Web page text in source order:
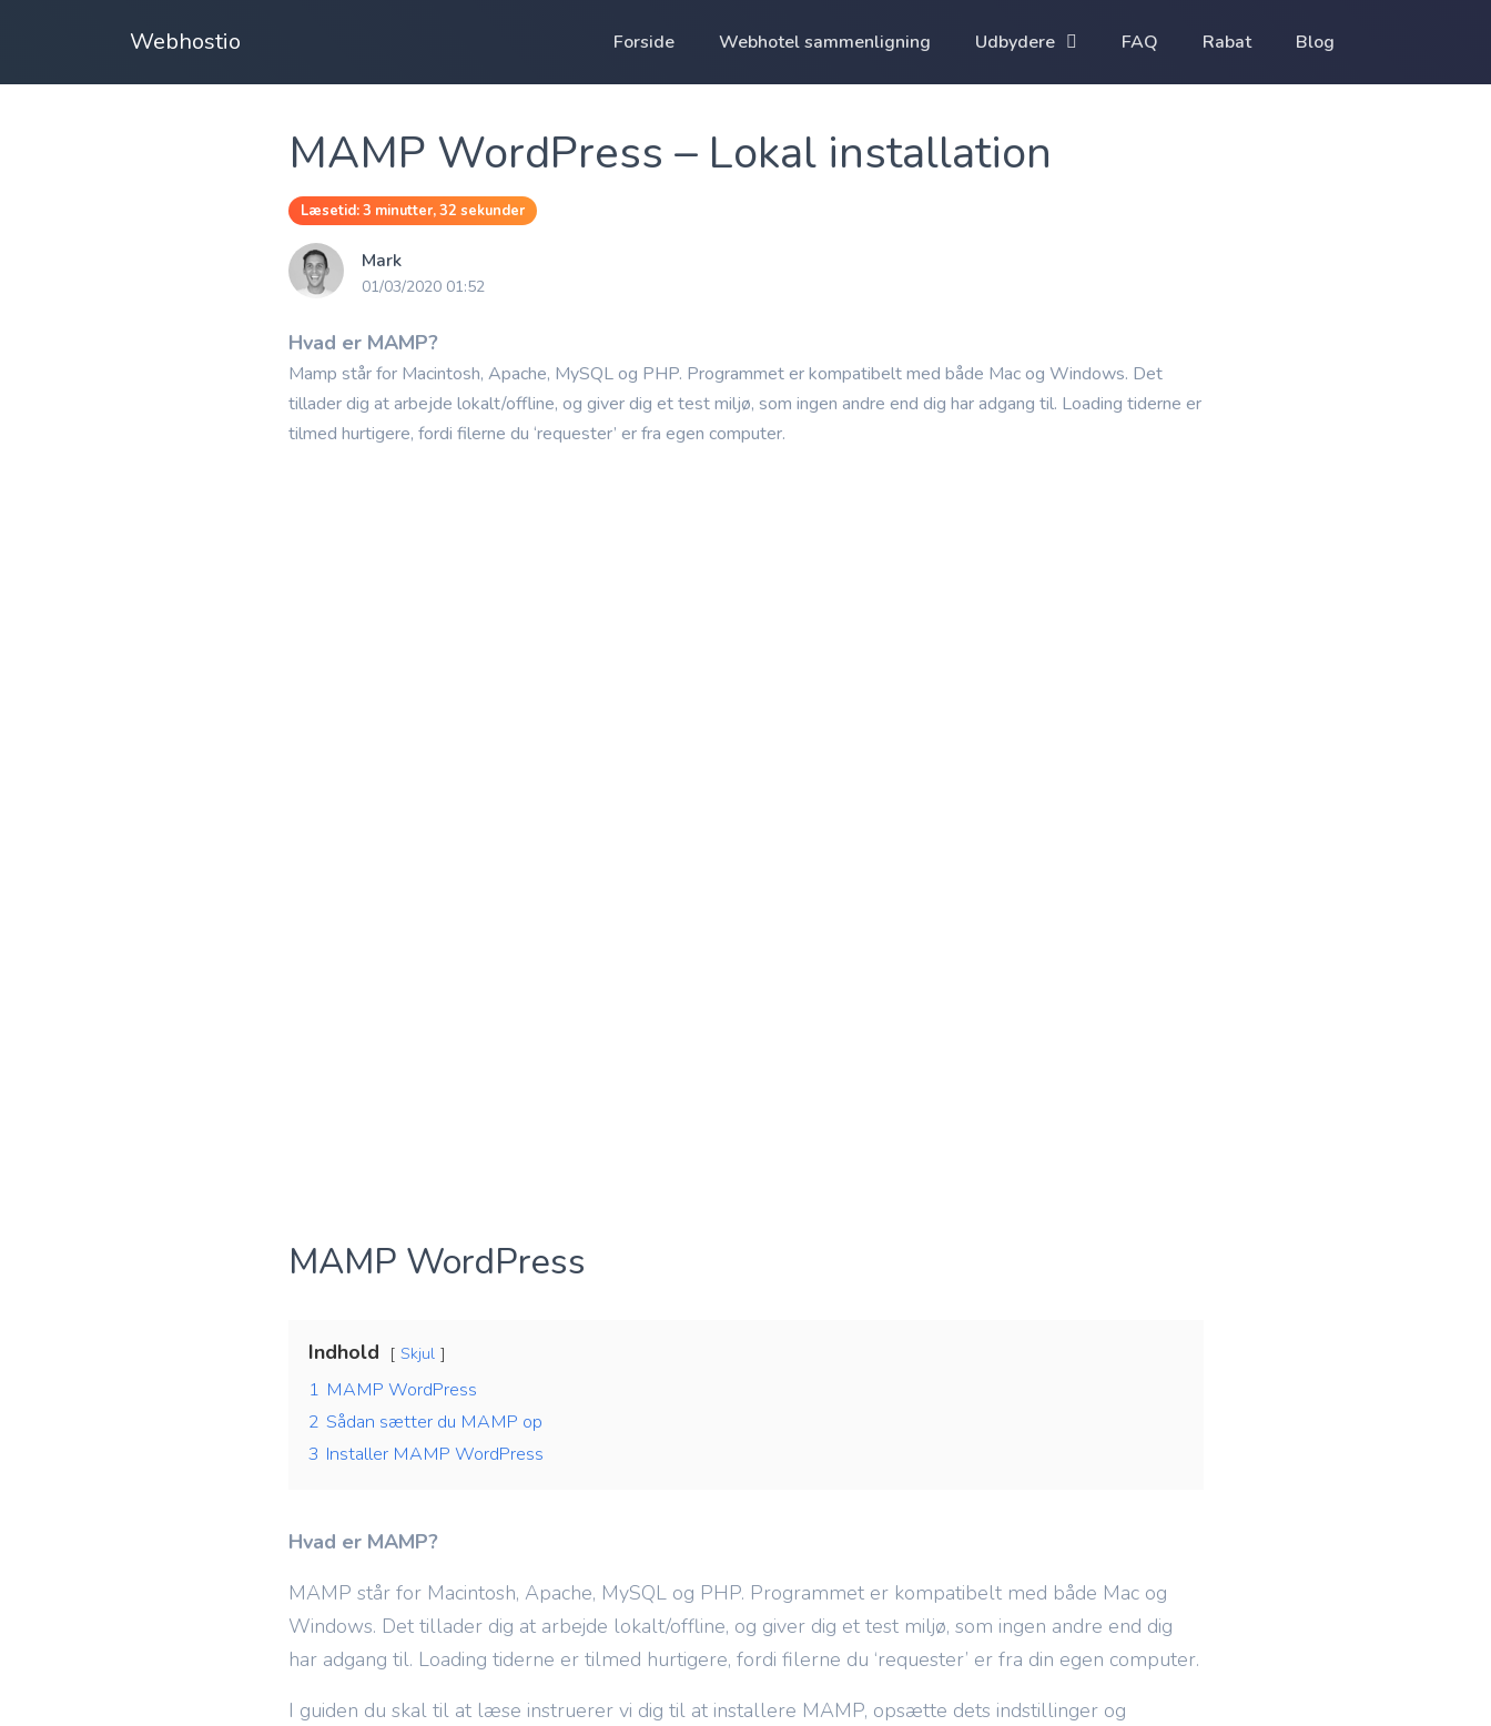
Webhostio Forside Webhotel sammenligning Udbydere FAQ Rabat Blog
MAMP WordPress – Lokal installation
Læsetid: 3 minutter, 32 sekunder
Mark
01/03/2020 01:52
Hvad er MAMP?
Mamp står for Macintosh, Apache, MySQL og PHP. Programmet er kompatibelt med både Mac og Windows. Det
tillader dig at arbejde lokalt/offline, og giver dig et test miljø, som ingen andre end dig har adgang til. Loading tiderne er
tilmed hurtigere, fordi filerne du ‘requester’ er fra egen computer.
MAMP WordPress
Indhold Skjul
1 MAMP WordPress
2 Sådan sætter du MAMP op
3 Installer MAMP WordPress
Hvad er MAMP?
MAMP står for Macintosh, Apache, MySQL og PHP. Programmet er kompatibelt med både Mac og
Windows. Det tillader dig at arbejde lokalt/offline, og giver dig et test miljø, som ingen andre end dig
har adgang til. Loading tiderne er tilmed hurtigere, fordi filerne du ‘requester’ er fra din egen computer.
I guiden du skal til at læse instruerer vi dig til at installere MAMP, opsætte dets indstillinger og